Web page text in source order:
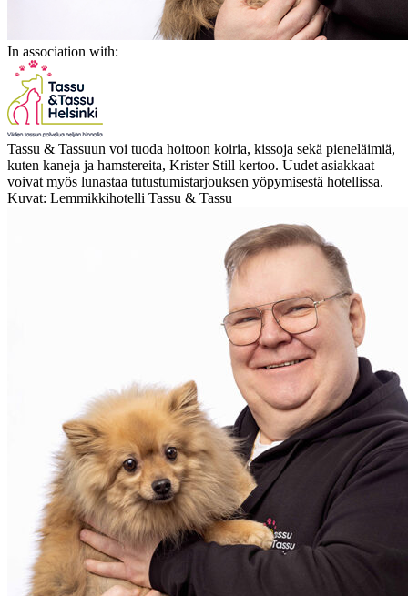
In association with:
Tassu & Tassuun voi tuoda hoitoon koiria, kissoja sekä pieneläimiä,
kuten kaneja ja hamstereita, Krister Still kertoo. Uudet asiakkaat
voivat myös lunastaa tutustumistarjouksen yöpymisestä hotellissa.
Kuvat: Lemmikkihotelli Tassu & Tassu